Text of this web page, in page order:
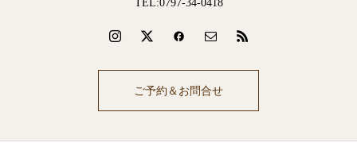
TEL:0797-34-0418
ご予約＆お問合せ